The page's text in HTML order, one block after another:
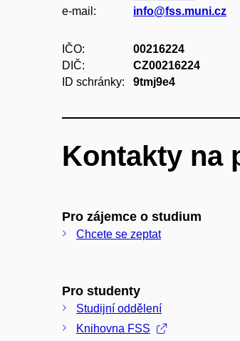
e-mail:
info@fss.muni.cz
IČO:
00216224
DIČ:
CZ00216224
ID schránky:
9tmj9e4
Kontakty na
Pro zájemce o studium
Chcete se zeptat
Pro studenty
Studijní oddělení
Knihovna FSS